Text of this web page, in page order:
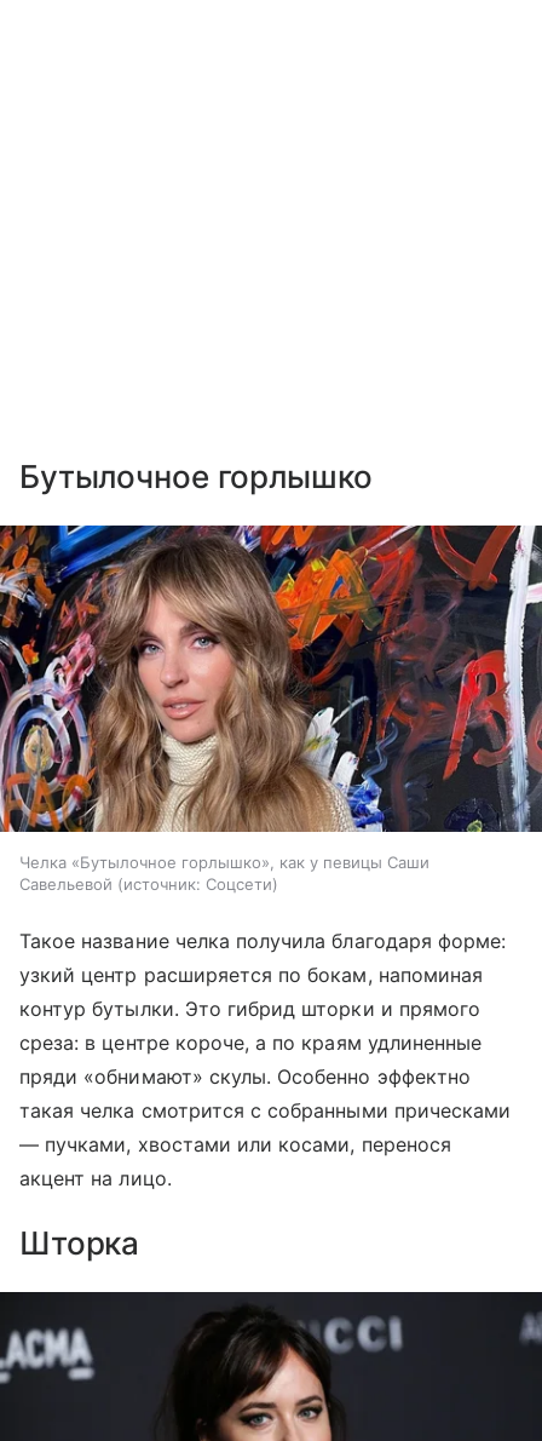
Бутылочное горлышко
Челка «Бутылочное горлышко», как у певицы Саши
Савельевой
источник: Соцсети
Такое название челка получила благодаря форме:
узкий центр расширяется по бокам, напоминая
контур бутылки. Это гибрид шторки и прямого
среза: в центре короче, а по краям удлиненные
пряди «обнимают» скулы. Особенно эффектно
такая челка смотрится с собранными прическами
— пучками, хвостами или косами, перенося
акцент на лицо.
Шторка